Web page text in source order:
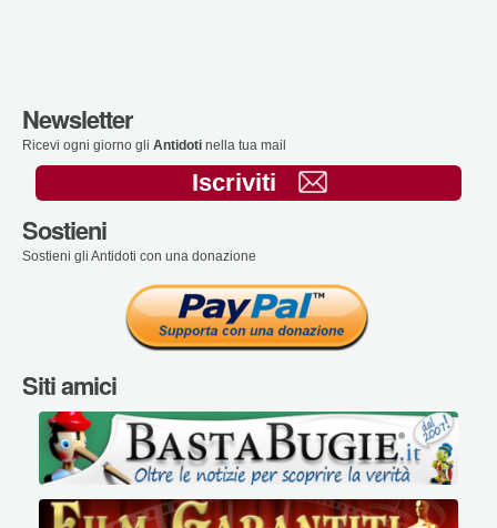
Newsletter
Ricevi ogni giorno gli Antidoti nella tua mail
Iscriviti
Sostieni
Sostieni gli Antidoti con una donazione
Siti amici